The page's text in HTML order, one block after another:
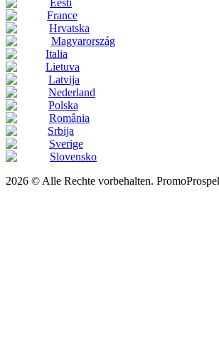
France
Hrvatska
Magyarország
Italia
Lietuva
Latvija
Nederland
Polska
România
Srbija
Sverige
Slovensko
2026 © Alle Rechte vorbehalten.